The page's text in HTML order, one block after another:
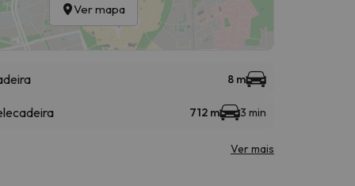
Ver mapa
8 m
712 m 3 min
Ver mais